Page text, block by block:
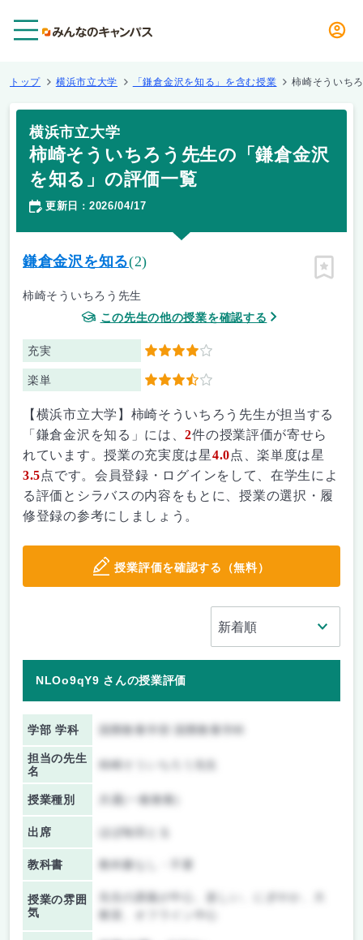
トップ 横浜市立大学 「鎌倉金沢を知る」を含む授業 柿崎そういち
横浜市立大学
柿崎そういちろう先生の「鎌倉金沢
を知る」の評価一覧
更新日 ： 2026/04/17
鎌倉金沢を知る(2)
柿崎そういちろう先生
この先生の他の授業を確認する
充実 4
楽単 3.5
ピン留
【横浜市立大学】柿崎そういちろう先生が担当する
「鎌倉金沢を知る」には、2件の授業評価が寄せら
れています。授業の充実度は星4.0点、楽単度は星
3.5点です。会員登録・ログインをして、在学生によ
る評価とシラバスの内容をもとに、授業の選択・履
修登録の参考にしましょう。
授業評価を確認する（無料）
NLOo9qY9 さんの授業評価
学部 学科 国際教養学部 国際教養学科
担当の先生
名
柿崎そういちろう先生
授業種別 共通(一般教養)
出席 ほぼ毎回とる
教科書 教科書なし・不要
授業の雰囲
気
先生の講義が中心、楽しい、にぎやか、大